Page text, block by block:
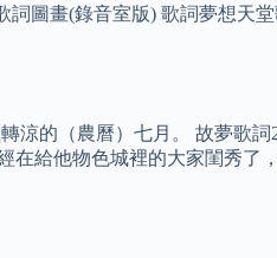
圖畫(錄音室版) 歌詞夢想天
的（農曆）七月。 故夢歌
給他物色城裡的大家閨秀了